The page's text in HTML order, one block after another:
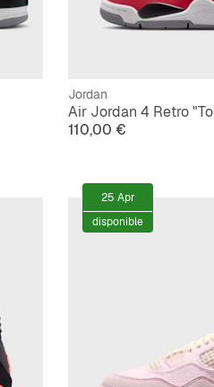
Jordan
Air Jordan 4 Retro
110,00 €
25 Apr
disponible